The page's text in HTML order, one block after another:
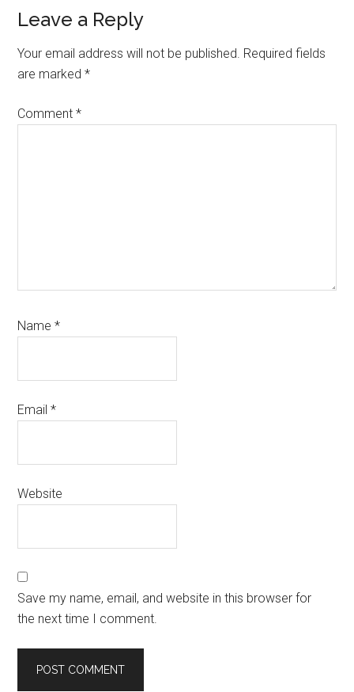
Reader
Interactions
Leave a Reply
Your email address will not be published. Required fields
are marked*
Comment*
Name*
Email*
Website
Save my name, email, and website in this browser for
the next time I comment.